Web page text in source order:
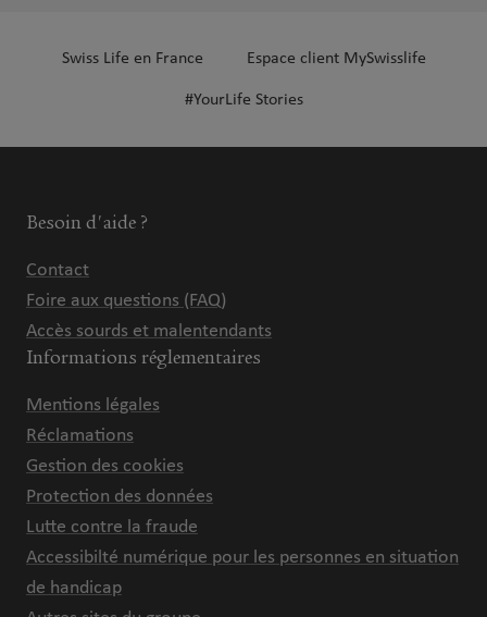
Swiss Life en France Espace client MySwisslife
#YourLife Stories
Besoin d'aide ?
Contact
Foire aux questions (FAQ)
Accès sourds et malentendants
Informations réglementaires
Mentions légales
Réclamations
Gestion des cookies
Protection des données
Lutte contre la fraude
Accessibilté numérique pour les personnes en situation
de handicap